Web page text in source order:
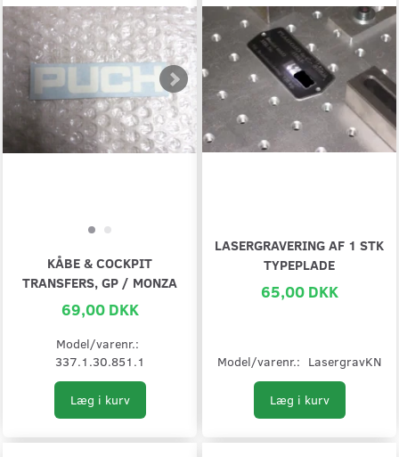
KÅBE & COCKPIT
TRANSFERS, GP / MONZA
69,00 DKK
Model/varenr.:
337.1.30.851.1
Læg i kurv
LASERGRAVERING AF 1 STK
TYPEPLADE
65,00 DKK
Model/varenr.: LasergravKN
Læg i kurv